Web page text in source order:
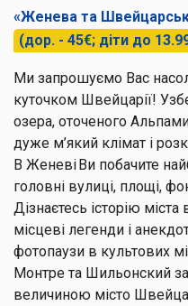
«Женева та
(дор. - 45€; діти до
Ми запрошуємо Вас
куточком Швейцарії!
озера, оточеного
дуже м’який клімат і
В Женеві Ви побачите
головні вулиці, площі,
Дізнаєтесь історію
місцеві легенди і
фотопаузи в культових
Монтре та Шильонский
величиною місто